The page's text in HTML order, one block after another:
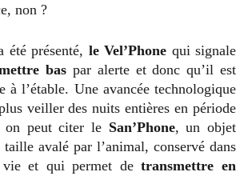
non ?
été présenté, le Vel’Phone qui signale
bas par alerte et donc qu’il est
à l’étable. Une avancée technologique
veiller des nuits entières en période
on peut citer le San’Phone, un objet
avalé par l’animal, conservé dans
vie et qui permet detransmettre en